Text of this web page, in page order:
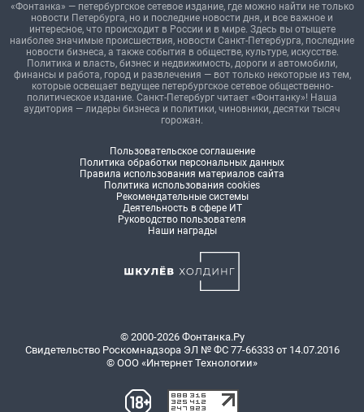
«Фонтанка» — петербургское сетевое издание, где можно найти не только
новости Петербурга, но и последние новости дня, и все важное и
интересное, что происходит в России и в мире. Здесь вы отыщете
наиболее значимые происшествия, новости Санкт-Петербурга, последние
новости бизнеса, а также события в обществе, культуре, искусстве.
Политика и власть, бизнес и недвижимость, дороги и автомобили,
финансы и работа, город и развлечения — вот только некоторые из тем,
которые освещает ведущее петербургское сетевое общественно-
политическое издание. Санкт-Петербург читает «Фонтанку»! Наша
аудитория — лидеры бизнеса и политики, чиновники, десятки тысяч
горожан.
Пользовательское соглашение
Политика обработки персональных данных
Правила использования материалов сайта
Политика использования cookies
Рекомендательные системы
Деятельность в сфере ИТ
Руководство пользователя
Наши награды
© 2000-2026 Фонтанка.Ру
Свидетельство Роскомнадзора ЭЛ № ФС 77-66333 от 14.07.2016
© ООО «Интернет Технологии»